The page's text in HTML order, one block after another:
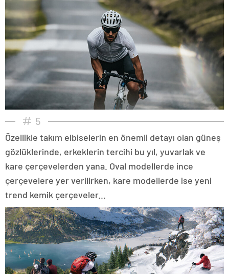
5
Özellikle takım elbiselerin en önemli detayı olan güneş
gözlüklerinde, erkeklerin tercihi bu yıl, yuvarlak ve
kare çerçevelerden yana. Oval modellerde ince
çerçevelere yer verilirken, kare modellerde ise yeni
trend kemik çerçeveler...